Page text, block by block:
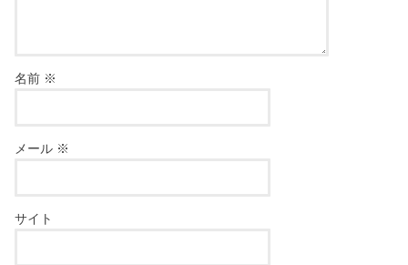
名前 ※
メール ※
サイト